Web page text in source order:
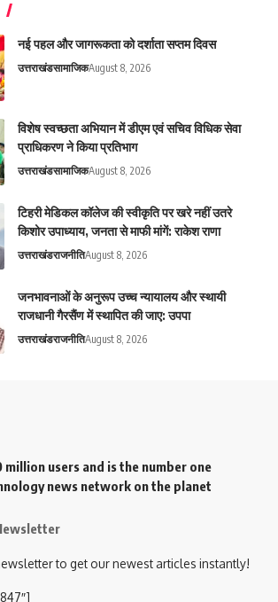
नई पहल और जागरूकता को दर्शाता सप्तम दिवस
उत्तराखंडसामाजिकAugust 8, 2026
विशेष स्वच्छता अभियान में डीएम एवं सचिव विधिक सेवा
प्राधिकरण ने किया प्रतिभाग
उत्तराखंडसामाजिकAugust 8, 2026
टिहरी मेडिकल कॉलेज की स्वीकृति पर खरे नहीं उतरे
किशोर उपाध्याय, जनता से माफी मांगें: राकेश राणा
उत्तराखंडराजनीतिAugust 8, 2026
जनभावनाओं के अनुरूप उच्च न्यायालय और स्थायी
राजधानी गैरसैंण में स्थापित की जाए: उपपा
उत्तराखंडराजनीतिAugust 8, 2026
million users and is the number one
news network on the planet
to get our newest articles instantly!